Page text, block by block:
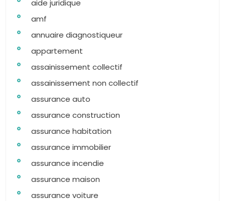
aide juridique
amf
annuaire diagnostiqueur
appartement
assainissement collectif
assainissement non collectif
assurance auto
assurance construction
assurance habitation
assurance immobilier
assurance incendie
assurance maison
assurance voiture